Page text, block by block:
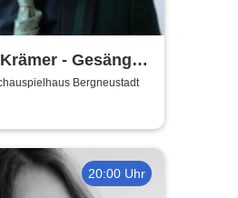
- Gesänge
Bergneustadt
20:00 Uhr